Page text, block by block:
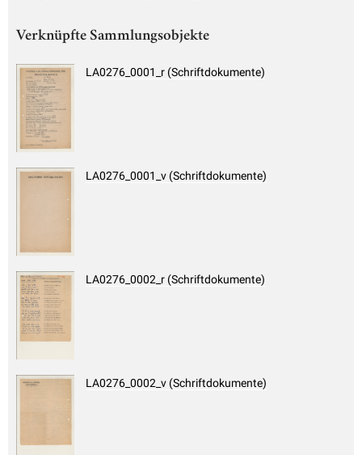
Verknüpfte Sammlungsobjekte
LA0276_0001_r (Schriftdokumente)
LA0276_0001_v (Schriftdokumente)
LA0276_0002_r (Schriftdokumente)
LA0276_0002_v (Schriftdokumente)